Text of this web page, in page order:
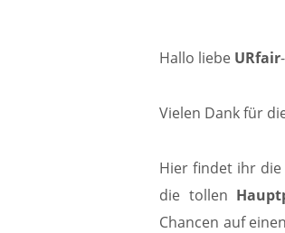
Hallo liebe URfair
Vielen Dank für
Hier findet ihr
die tollen
Chancen auf